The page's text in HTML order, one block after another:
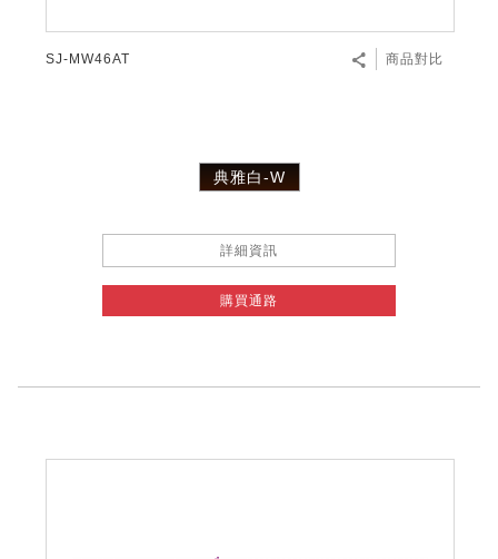
SJ-MW46AT 商品對比
典雅白-W
詳細資訊
購買通路